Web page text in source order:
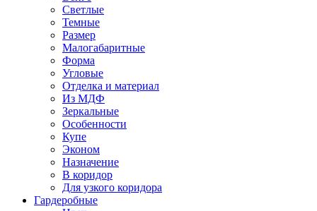
Светлые
Темные
Размер
Малогабаритные
Форма
Угловые
Отделка и материал
Из МДФ
Зеркальные
Особенности
Купе
Эконом
Назначение
В коридор
Для узкого коридора
Гардеробные